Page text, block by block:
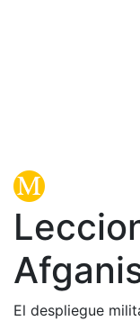
El despliegue